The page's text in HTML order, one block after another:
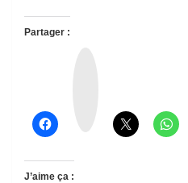
Partager :
J’aime ça :